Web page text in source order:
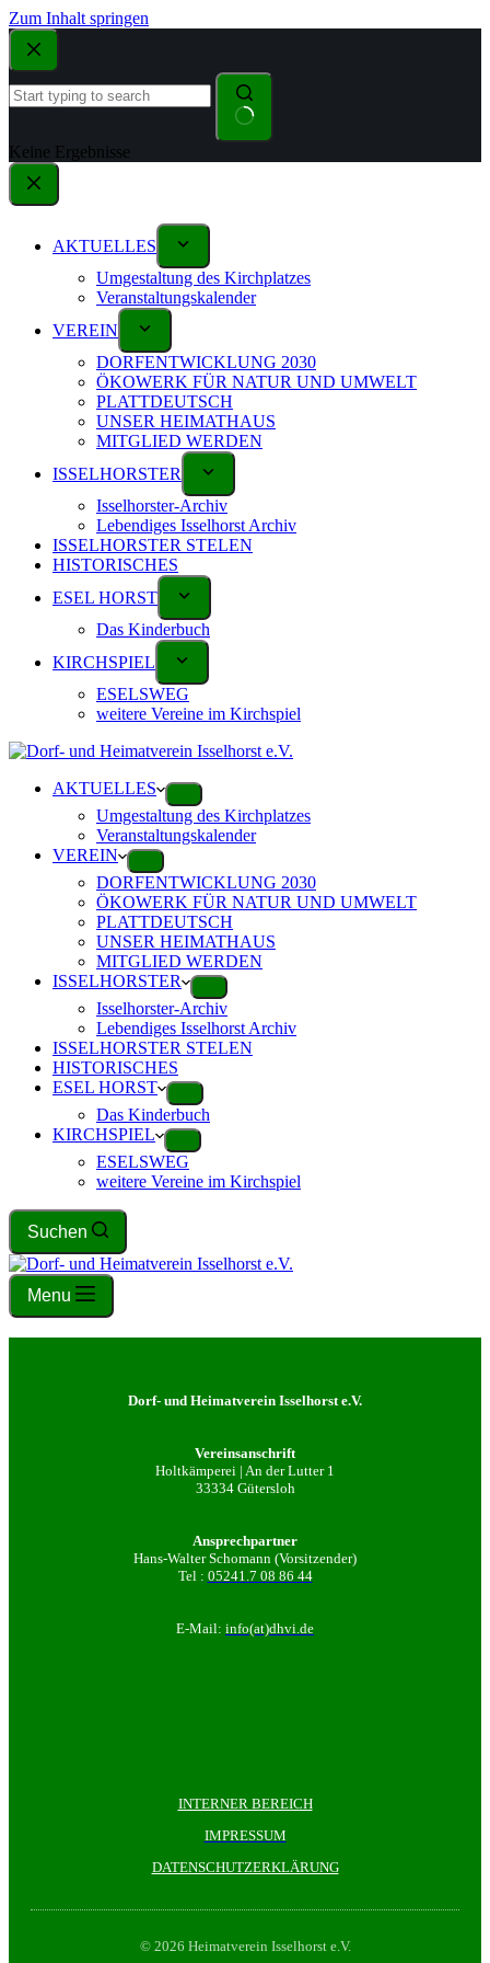
Zum Inhalt springen
Keine Ergebnisse
AKTUELLES
Umgestaltung des Kirchplatzes
Veranstaltungskalender
VEREIN
DORFENTWICKLUNG 2030
ÖKOWERK FÜR NATUR UND UMWELT
PLATTDEUTSCH
UNSER HEIMATHAUS
MITGLIED WERDEN
ISSELHORSTER
Isselhorster-Archiv
Lebendiges Isselhorst Archiv
ISSELHORSTER STELEN
HISTORISCHES
ESEL HORST
Das Kinderbuch
KIRCHSPIEL
ESELSWEG
weitere Vereine im Kirchspiel
AKTUELLES
Umgestaltung des Kirchplatzes
Veranstaltungskalender
VEREIN
DORFENTWICKLUNG 2030
ÖKOWERK FÜR NATUR UND UMWELT
PLATTDEUTSCH
UNSER HEIMATHAUS
MITGLIED WERDEN
ISSELHORSTER
Isselhorster-Archiv
Lebendiges Isselhorst Archiv
ISSELHORSTER STELEN
HISTORISCHES
ESEL HORST
Das Kinderbuch
KIRCHSPIEL
ESELSWEG
weitere Vereine im Kirchspiel
Suchen
Menu
Dorf- und Heimatverein Isselhorst e.V.
Vereinsanschrift
Holtkämperei | An der Lutter 1
33334 Gütersloh
Ansprechpartner
Hans-Walter Schomann (Vorsitzender)
Tel : 05241.7 08 86 44
E-Mail: info(at)dhvi.de
INTERNER BEREICH
IMPRESSUM
DATENSCHUTZERKLÄRUNG
© 2026 Heimatverein Isselhorst e.V.